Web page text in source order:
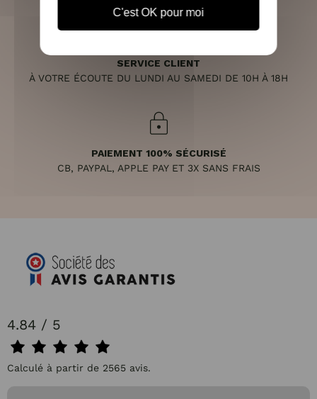
SERVICE CLIENT
À VOTRE ÉCOUTE DU LUNDI AU SAMEDI DE 10H À 18H
PAIEMENT 100% SÉCURISÉ
CB, PAYPAL, APPLE PAY ET 3X SANS FRAIS
4.84 / 5
Calculé à partir de 2565 avis.
C'est OK pour moi